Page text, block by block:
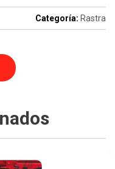
Categoría: Rastra